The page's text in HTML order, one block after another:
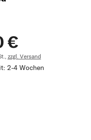
€
zzgl. Versand
2-4 Wochen